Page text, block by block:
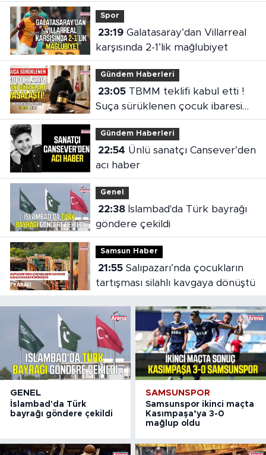
Spor
23:19Galatasaray’dan Villarreal
karşısında 2-1’lik mağlubiyet
Gündem Haberleri
23:05TBMM teklifi kabul etti !
Suça sürüklenen çocuk ibaresi
değişti
Gündem Haberleri
22:54
acı haber
Genel
22:38İslambad'da Türk bayrağı
göndere çekildi
Samsun Haber
21:55Salıpazarı’nda çocukların
tartışması silahlı kavgaya dönüştü
GENEL
İslambad'da Türk
bayrağı göndere çekildi
SAMSUNSPOR
Samsunspor ikinci maçta
Kasımpaşa’ya 3-0
mağlup oldu